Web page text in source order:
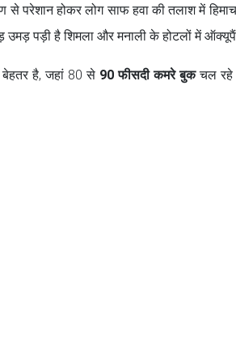
से परेशान होकर लोग साफ हवा की तलाश में
उमड़ पड़ी है शिमला और मनाली के होटलों में
है, जहां 80 से 90 फीसदी कमरे बुकचल रहे